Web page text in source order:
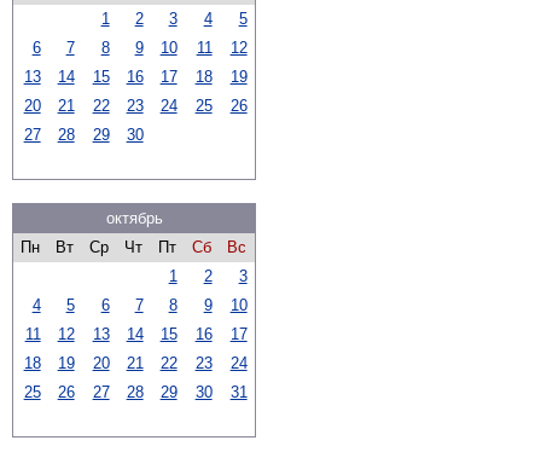
1
2 3 4
5
6
7 8 9 10 11
12
13
14 15 16 17 18
19
20
21 22 23 24 25
26
27
28 29 30
октябрь
Пн
Вт Ср Чт Пт Сб
Вс
1
2
3
4
5 6 7 8 9
10
11
12 13 14 15 16
17
18
19 20 21 22 23
24
25
26 27 28 29 30 31